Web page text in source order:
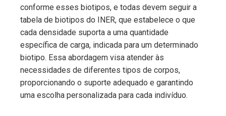
conforme esses biotipos, e todas devem seguir a
tabela de biotipos do INER, que estabelece o que
cada densidade suporta a uma quantidade
específica de carga, indicada para um determinado
biotipo. Essa abordagem visa atender às
necessidades de diferentes tipos de corpos,
proporcionando o suporte adequado e garantindo
uma escolha personalizada para cada indivíduo.